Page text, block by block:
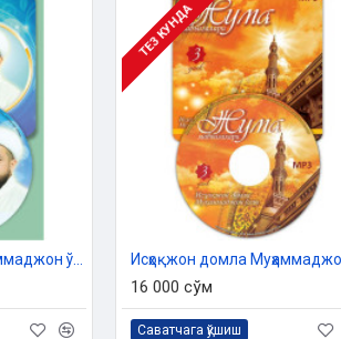
ТЕЗ КУНДА
16 000 сўм
Саватчага қўшиш